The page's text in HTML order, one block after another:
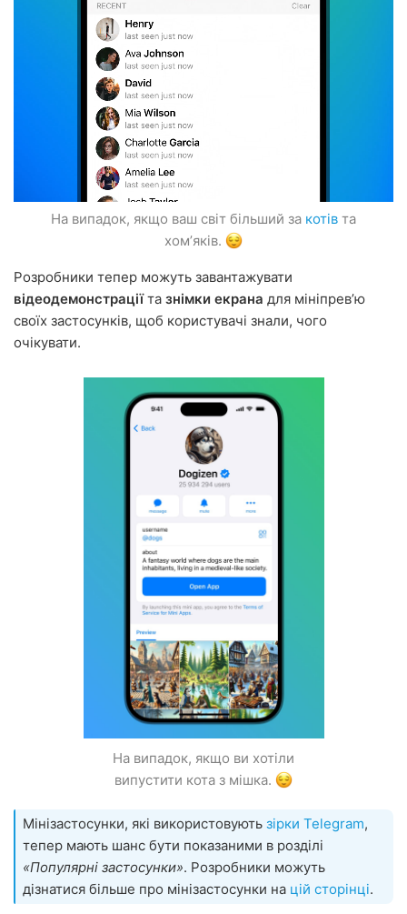
На випадок, якщо ваш світ більший за котів та
хомʼяків.
Розробники тепер можуть завантажувати
відеодемонстраціїта знімки екрана для мініпревʼю
своїх застосунків, щоб користувачі знали, чого
очікувати.
На випадок, якщо ви хотіли
випустити кота з мішка.
Мінізастосунки, які використовують зірки Telegram,
тепер мають шанс бути показаними в розділі
«Популярні застосунки». Розробники можуть
дізнатися більше про мінізастосунки на цій сторінці.